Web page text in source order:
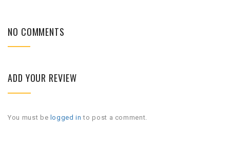
NO COMMENTS
ADD YOUR REVIEW
You must be logged in to post a comment.